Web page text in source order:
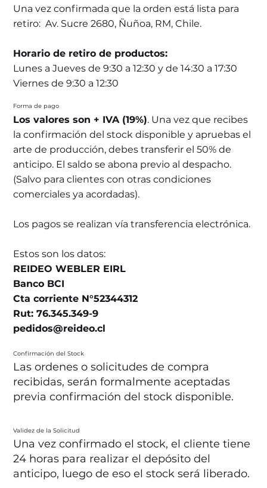
Una vez confirmada que la orden está lista para
retiro: Av. Sucre 2680, Ñuñoa, RM, Chile.
Horario de retiro de productos:
Lunes a Jueves de 9:30 a 12:30 y de 14:30 a 17:30
Viernes de 9:30 a 12:30
Forma de pago
Los valores son + IVA (19%). Una vez que recibes
la confirmación del stock disponible y apruebas el
arte de producción, debes transferir el 50% de
anticipo. El saldo se abona previo al despacho.
(Salvo para clientes con otras condiciones
comerciales ya acordadas).
Los pagos se realizan vía transferencia electrónica.
Estos son los datos:
REIDEO WEBLER EIRL
Banco BCI
Cta corriente N°52344312
Rut: 76.345.349-9
pedidos@reideo.cl
Confirmación del Stock
Las ordenes o solicitudes de compra
recibidas, serán formalmente aceptadas
previa confirmación del stock disponible.
Validez de la Solicitud
Una vez confirmado el stock, el cliente tiene
24 horas para realizar el depósito del
anticipo, luego de eso el stock será liberado.